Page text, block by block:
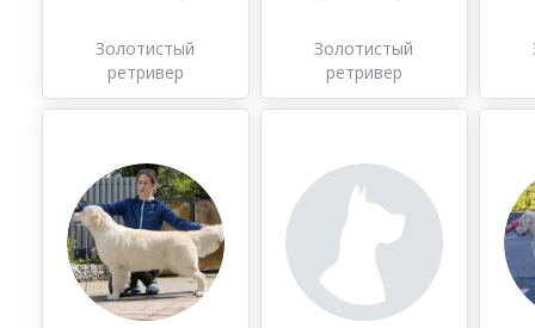
Золотистый
ретривер
Золотистый
ретривер